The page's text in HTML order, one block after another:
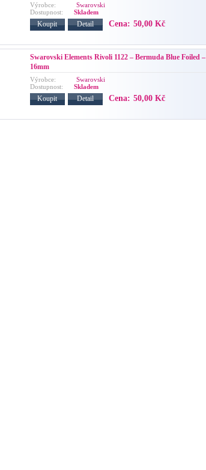
Výrobce:
Swarovski
Dostupnost:
Skladem
Koupit Detail Cena: 50,00 Kč
Swarovski Elements Rivoli 1122 – Bermuda Blue Foiled –
16mm
Výrobce:
Swarovski
Dostupnost:
Skladem
Koupit Detail Cena: 50,00 Kč